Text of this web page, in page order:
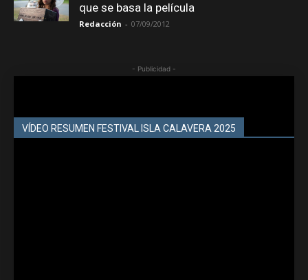
que se basa la película
Redacción - 07/09/2012
- Publicidad -
VÍDEO RESUMEN FESTIVAL ISLA CALAVERA 2025